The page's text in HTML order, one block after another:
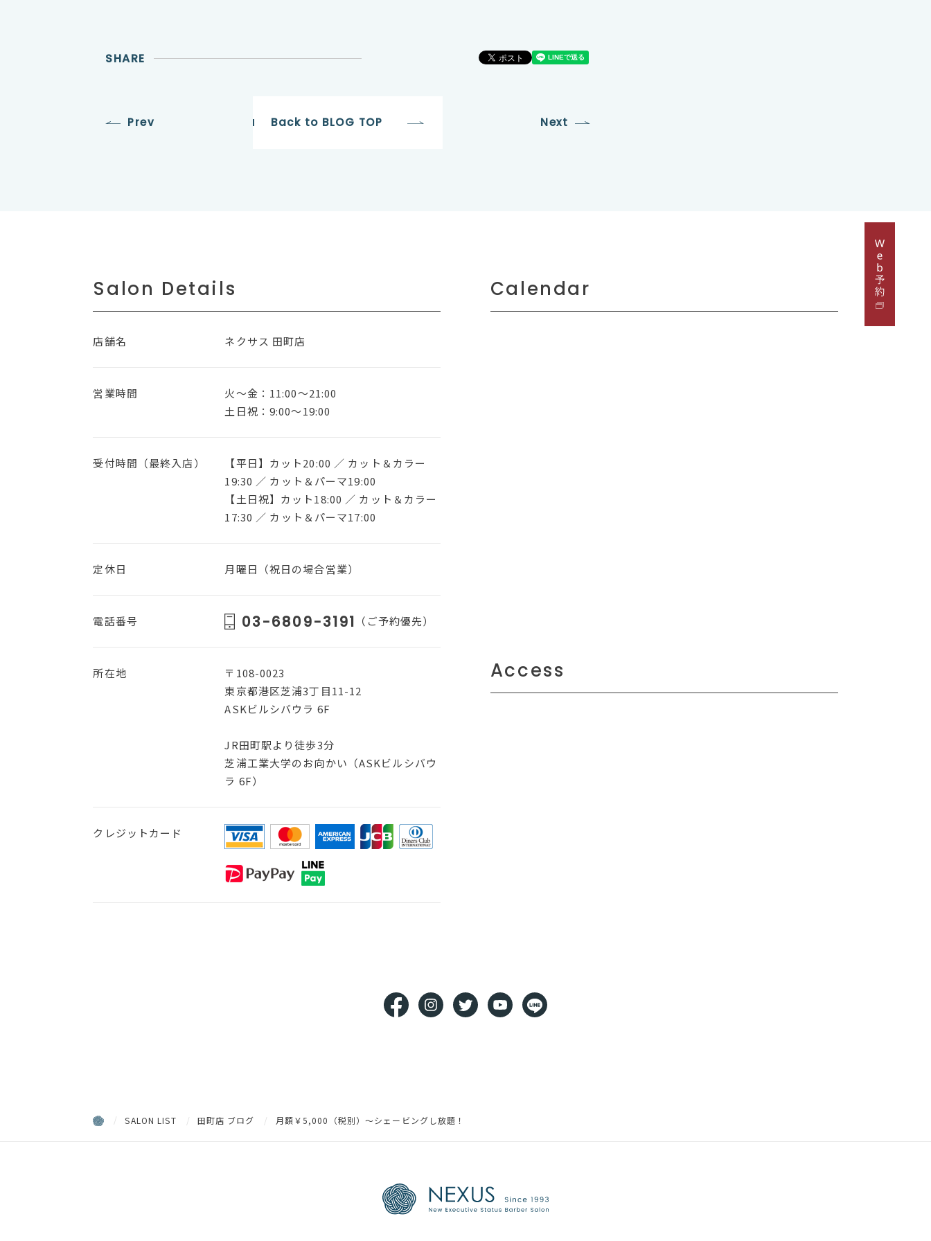
SHARE
Prev Back to BLOG TOP Next
Salon Details
店舗名 ネクサス 田町店
営業時間
火〜金：11:00～21:00
土日祝：9:00～19:00
受付時間（最終入店）
【平日】カット20:00 ／ カット＆カラー
19:30 ／ カット＆パーマ19:00
【土日祝】カット18:00 ／ カット＆カラー
17:30 ／ カット＆パーマ17:00
定休日 月曜日（祝日の場合営業）
電話番号 03-6809-3191 （ご予約優先）
所在地
〒108-0023
東京都港区芝浦3丁目11-12
ASKビルシバウラ 6F
JR田町駅より徒歩3分
芝浦工業大学のお向かい（ASKビルシバウ
ラ 6F）
クレジットカード
Calendar
Access
SALON LIST 田町店 ブログ 月額￥5,000（税別）～シェービングし放題！